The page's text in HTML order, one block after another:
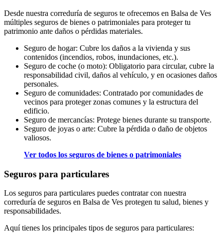
Desde nuestra correduría de seguros te ofrecemos en Balsa de Ves
múltiples seguros de bienes o patrimoniales para proteger tu
patrimonio ante daños o pérdidas materiales.
Seguro de hogar: Cubre los daños a la vivienda y sus
contenidos (incendios, robos, inundaciones, etc.).
Seguro de coche (o moto): Obligatorio para circular, cubre la
responsabilidad civil, daños al vehículo, y en ocasiones daños
personales.
Seguro de comunidades: Contratado por comunidades de
vecinos para proteger zonas comunes y la estructura del
edificio.
Seguro de mercancías: Protege bienes durante su transporte.
Seguro de joyas o arte: Cubre la pérdida o daño de objetos
valiosos.
Ver todos los seguros de bienes o patrimoniales
Seguros para particulares
Los seguros para particulares puedes contratar con nuestra
correduría de seguros en Balsa de Ves protegen tu salud, bienes y
responsabilidades.
Aquí tienes los principales tipos de seguros para particulares: